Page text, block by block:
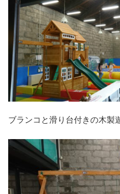
ブランコと滑り台付きの木製